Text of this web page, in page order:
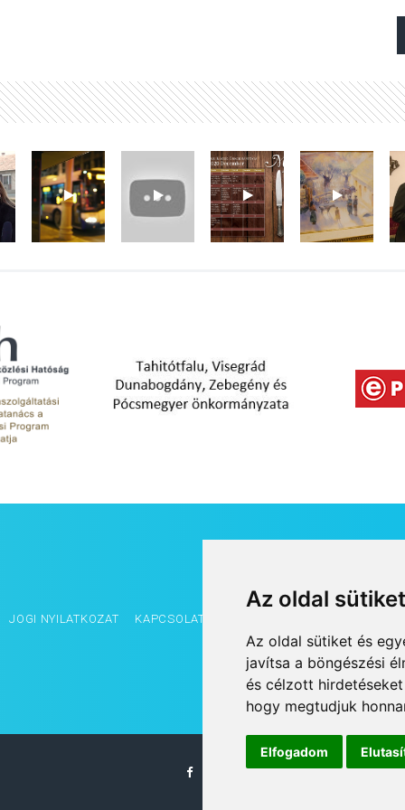
Az oldal
Az oldal sütiket és
javítsa a böngészési
és célzott
hogy megtudjuk
Elfogadom
JOGI NYILATKOZAT KAPCSOLAT